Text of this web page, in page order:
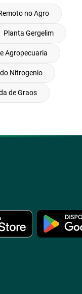
no Agro
Planta Gergelim
Agropecuaria
Nitrogenio
de Graos